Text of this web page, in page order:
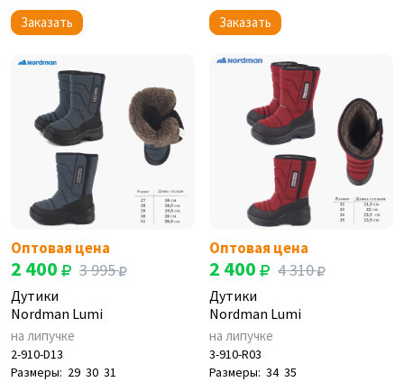
Заказать Заказать
Оптовая цена
2 400 3 995
Дутики
Nordman Lumi
на липучке
2-910-D13
Размеры: 29 30 31
Оптовая цена
2 400 4 310
Дутики
Nordman Lumi
на липучке
3-910-R03
Размеры: 34 35